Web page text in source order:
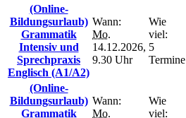
(Online-
Bildungsurlaub)
Grammatik
Intensiv und
Sprechpraxis
Englisch (A1/A2)
Wann:
Mo.
14.12.2026,
9.30 Uhr
Wie
viel:
5
Termine
(Online-
Bildungsurlaub)
Grammatik
Wann:
Mo.
Wie
viel: